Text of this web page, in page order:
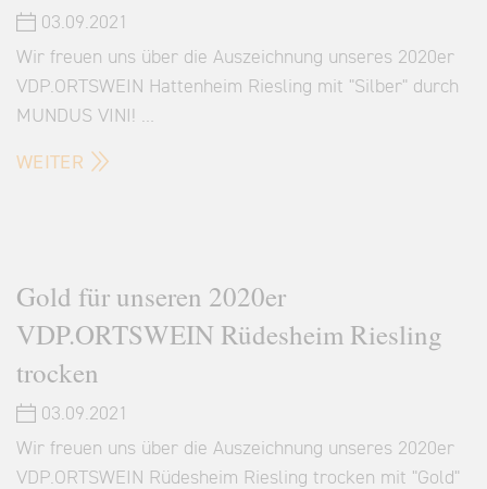
03.09.2021
Wir freuen uns über die Auszeichnung unseres 2020er
VDP.ORTSWEIN Hattenheim Riesling mit "Silber" durch
MUNDUS VINI! …
WEITER
Gold für unseren 2020er
VDP.ORTSWEIN Rüdesheim Riesling
trocken
03.09.2021
Wir freuen uns über die Auszeichnung unseres 2020er
VDP.ORTSWEIN Rüdesheim Riesling trocken mit "Gold"